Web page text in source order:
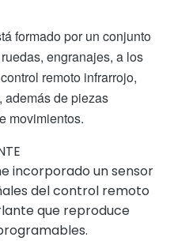
formado por un conjunto
engranajes, a los
remoto infrarrojo,
además de piezas
movimientos.
incorporado un sensor
del control remoto
que reproduce